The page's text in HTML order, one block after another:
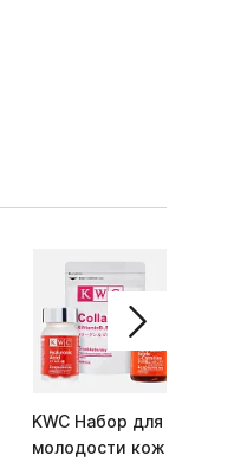
KWC Набор для
молодости кожи